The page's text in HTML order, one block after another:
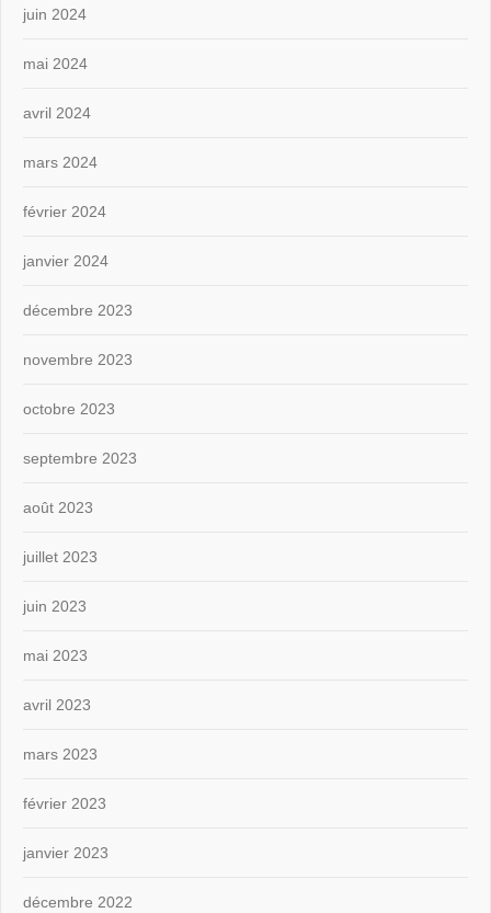
juin 2024
mai 2024
avril 2024
mars 2024
février 2024
janvier 2024
décembre 2023
novembre 2023
octobre 2023
septembre 2023
août 2023
juillet 2023
juin 2023
mai 2023
avril 2023
mars 2023
février 2023
janvier 2023
décembre 2022